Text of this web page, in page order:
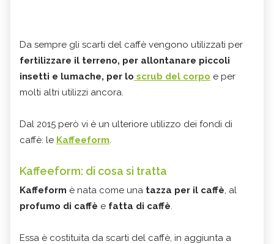
Da sempre gli scarti del caffè vengono utilizzati per
fertilizzare il terreno, per allontanare piccoli
insetti e lumache, per lo scrub del corpo e per
molti altri utilizzi ancora.
Dal 2015 però vi è un ulteriore utilizzo dei fondi di
caffè: le Kaffeeform
Kaffeeform: di cosa si tratta
Kaffeform è nata come una tazza per il caffè , al
profumo di caffè e fatta di caffè
Essa è costituita da scarti del caffè, in aggiunta a